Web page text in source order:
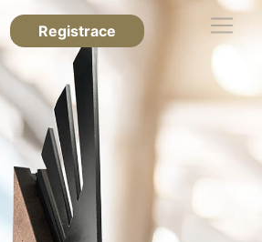
Registrace